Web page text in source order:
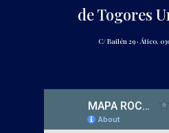
de Togores
C/ Bailén 29 · Ático.